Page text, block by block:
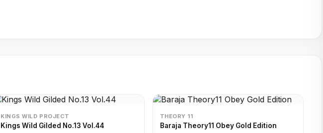
KINGS WILD PROJECT
Kings Wild Gilded No.13 Vol.44
THEORY 11
Baraja Theory11 Obey Gold Edition